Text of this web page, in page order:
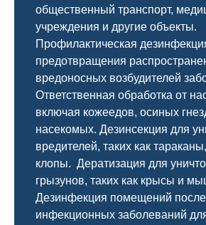
общественный транспорт,
учреждения и другие объекты.
Профилактическая
предотвращения
вредоносных возбудителей
Ответственная обработка от
включая кожеедов, осиных
насекомых. Дезинсекция для
вредителей, таких как
клопы. Дератизация для
грызунов, таких как крысы и
Дезинфекция помещений после
инфекционных заболеваний